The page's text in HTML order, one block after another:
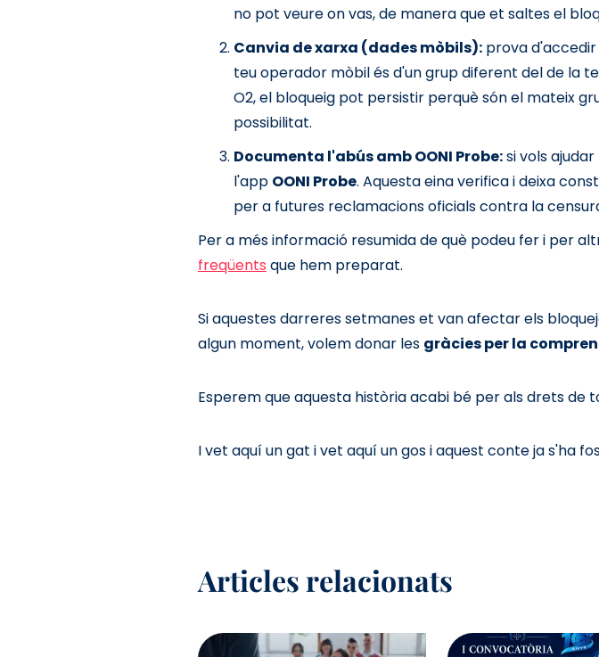
no pot veure on vas, de manera que et saltes el
Canvia de xarxa (dades mòbils): prova d'accedir
teu operador mòbil és d'un grup diferent del de la
O2, el bloqueig pot persistir perquè són el mateix
possibilitat.
Documenta l'abús amb OONI Probe:si vols
l'app OONI Probe. Aquesta eina verifica i deixa
per a futures reclamacions oficials contra la
Per a més informació resumida de què podeu fer i per
freqüents que hem preparat.
Si aquestes darreres setmanes et van afectar els
algun moment, volem donar les gràcies per la
Esperem que aquesta història acabi bé per als drets de
I vet aquí un gat i vet aquí un gos i aquest conte ja s'ha
Articles relacionats